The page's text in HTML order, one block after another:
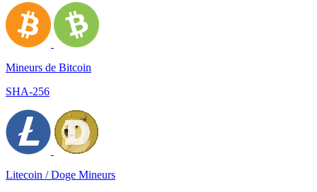
Mineurs de Bitcoin
SHA-256
Litecoin / Doge Mineurs